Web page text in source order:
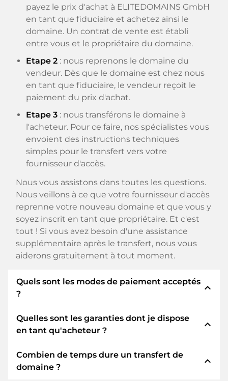
payez le prix d'achat à ELITEDOMAINS GmbH
en tant que fiduciaire et achetez ainsi le
domaine. Un contrat de vente est établi
entre vous et le propriétaire du domaine.
Etape 2 : nous reprenons le domaine du
vendeur. Dès que le domaine est chez nous
en tant que fiduciaire, le vendeur reçoit le
paiement du prix d'achat.
Etape 3 : nous transférons le domaine à
l'acheteur. Pour ce faire, nos spécialistes vous
envoient des instructions techniques
simples pour le transfert vers votre
fournisseur d'accès.
Nous vous assistons dans toutes les questions.
Nous veillons à ce que votre fournisseur d'accès
reprenne votre nouveau domaine et que vous y
soyez inscrit en tant que propriétaire. Et c'est
tout ! Si vous avez besoin d'une assistance
supplémentaire après le transfert, nous vous
aiderons gratuitement à tout moment.
Quels sont les modes de paiement acceptés
?
expand_less
Nous utilisons SEPA comme paiement anticipé
et utilisons STRIPE comme prestataire de
paiement disponibles tels que : Cartes de crédit,
PayPal, Klarna, ApplePay, GooglePay, Alipay ou
Quelles sont les garanties dont je dispose
en tant qu'acheteur ?
expand_less
En tant qu'acheteur, nous vous garantissons
toujours les sécurités suivantes. Nous nous en
Combien de temps dure un transfert de
domaine ?
expand_less